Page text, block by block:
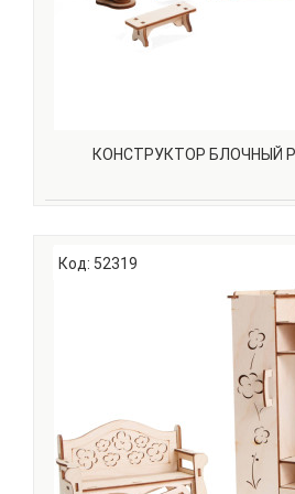
КОНСТРУКТОР БЛОЧНЫЙ
девочки!Мебель подходит для
нашей мебелью ваша
играть, но и творить, развивая
Код: 52319